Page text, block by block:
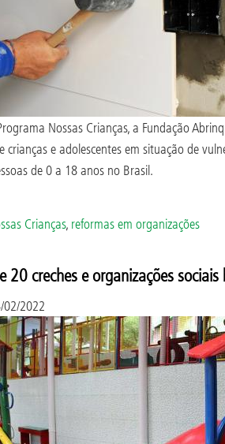
Nossas Crianças, a Fundação
crianças e adolescentes em situação de
de 0 a 18 anos no Brasil.
Crianças, reformas em organizações
20 creches e organizações
02/2022